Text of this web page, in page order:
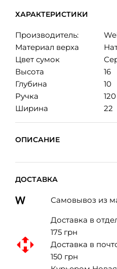
ХАРАКТЕРИСТИКИ
Производитель:
Материал верха
Цвет сумок
Высота
16
Глубина
10
Ручка
120
Ширина
22
ОПИСАНИЕ
ДОСТАВКА
Самовывоз из
Доставка в
175 грн
Доставка в
150 грн